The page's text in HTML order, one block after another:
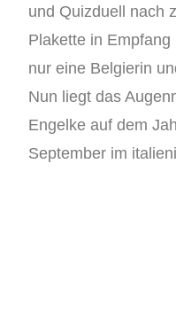
und Quizduell nach
Plakette in
nur eine Belgierin
Nun liegt das
Engelke auf dem
September im